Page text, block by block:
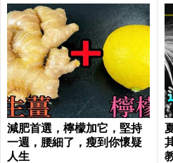
減肥首選，檸檬加它，堅持
一週，腰細了，瘦到你懷疑
人生